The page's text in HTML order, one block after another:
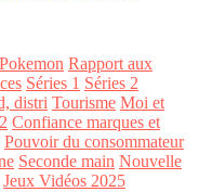
Pokemon Rapport aux
Séries 1 Séries 2
distri Tourisme Moi et
Confiance marques et
Pouvoir du consommateur
Seconde main Nouvelle
Jeux Vidéos 2025